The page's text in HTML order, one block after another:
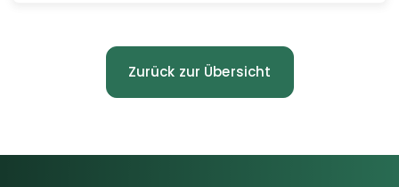
Zurück zur Übersicht